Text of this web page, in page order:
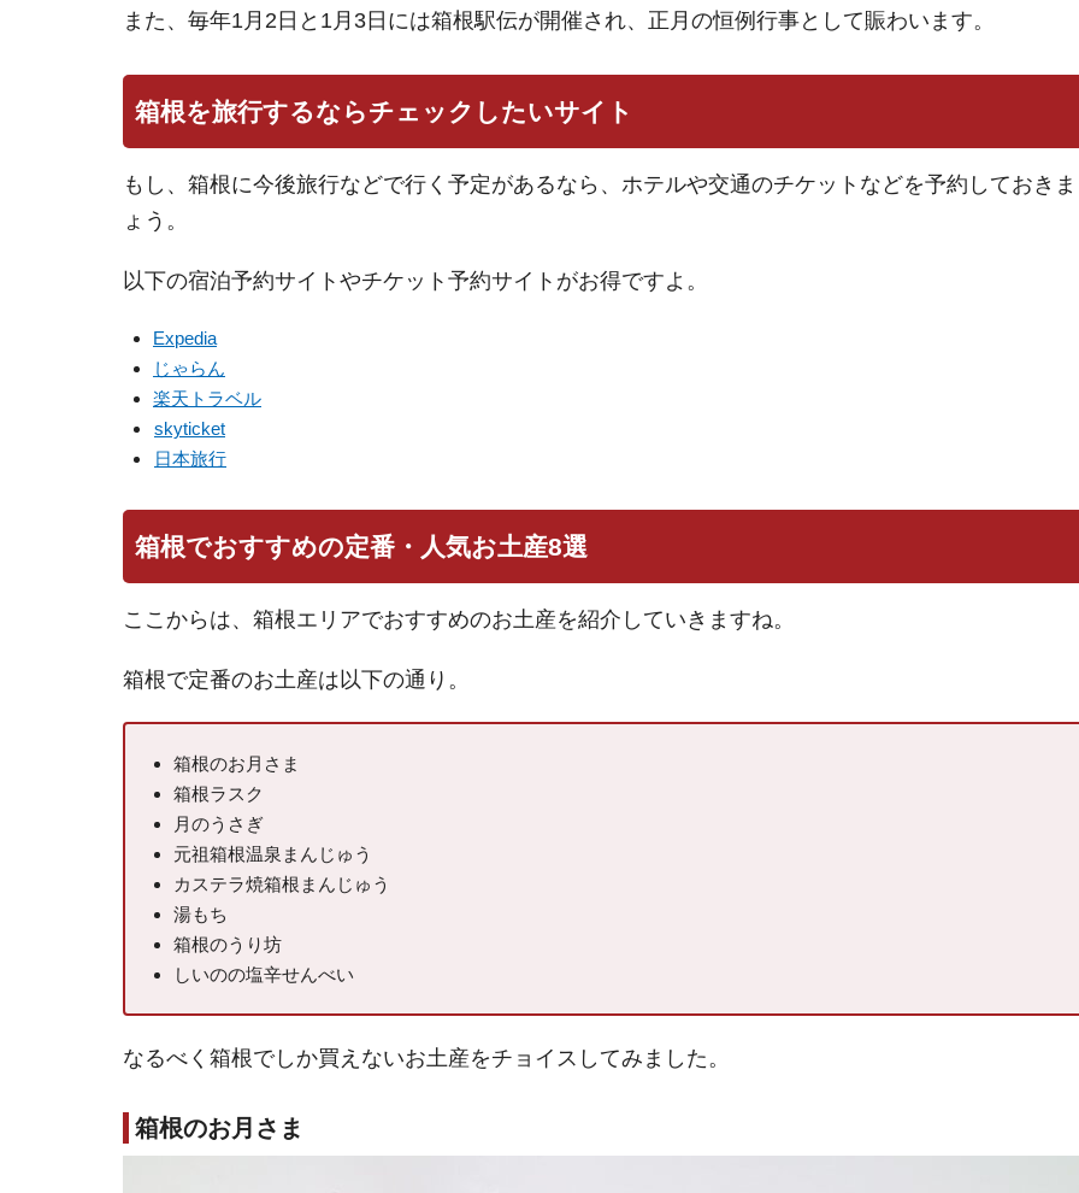
また、毎年1月2日と1月3日には箱根駅伝が開催され、正月の恒例行事として賑わいます。
箱根を旅行するならチェックしたいサイト
もし、箱根に今後旅行などで行く予定があるなら、ホテルや交通のチケットなどを予約しておき
ょう。
以下の宿泊予約サイトやチケット予約サイトがお得ですよ。
Expedia
じゃらん
楽天トラベル
skyticket
日本旅行
箱根でおすすめの定番・人気お土産8選
ここからは、箱根エリアでおすすめのお土産を紹介していきますね。
箱根で定番のお土産は以下の通り。
箱根のお月さま
箱根ラスク
月のうさぎ
元祖箱根温泉まんじゅう
カステラ焼箱根まんじゅう
湯もち
箱根のうり坊
しいのの塩辛せんべい
なるべく箱根でしか買えないお土産をチョイスしてみました。
箱根のお月さま